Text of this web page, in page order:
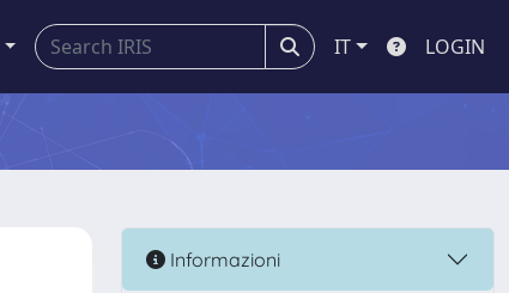
IT LOGIN
Informazioni